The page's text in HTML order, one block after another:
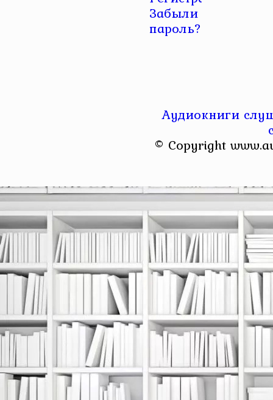
Забыли
пароль?
Аудиокниги
© Copyright